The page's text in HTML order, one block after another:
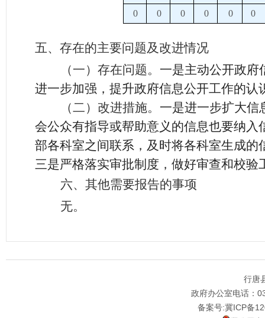
0
0 0 0 0 0
五、存在的主要问题及改进情况
（一）存在问题。 一是主动公开政府
进一步加强，提升政府信息公开工作的
（二）改进措施。 一是进一步扩大信
会公众有指导或帮助意义的信息也要纳
部各科室之间联系，及时将各科室生成
三是严格落实审批制度，做好审查和校验
六、其他需要报告的事项
无。